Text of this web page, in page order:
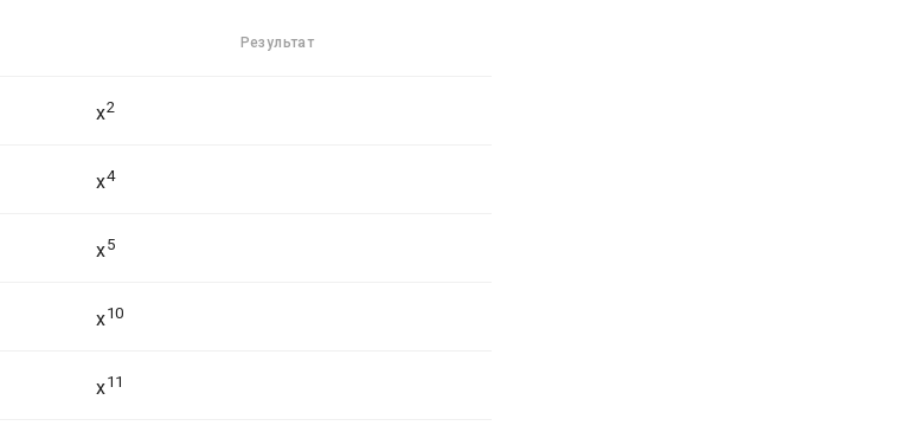
Результат
x2
x4
x5
x10
x11